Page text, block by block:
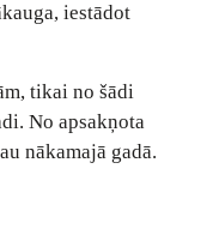
iestādot
tikai no šādi
No apsakņota
nākamajā gadā.